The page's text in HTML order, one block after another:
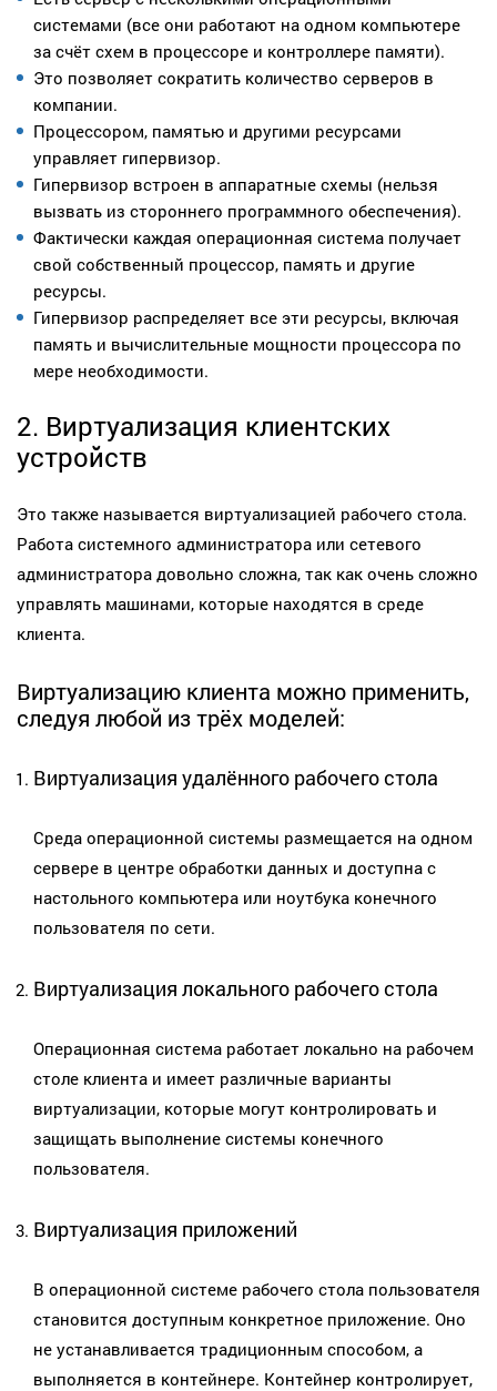
системами (все они работают на одном компьютере
за счёт схем в процессоре и контроллере памяти).
Это позволяет сократить количество серверов в
компании.
Процессором, памятью и другими ресурсами
управляет гипервизор.
Гипервизор встроен в аппаратные схемы (нельзя
вызвать из стороннего программного обеспечения).
Фактически каждая операционная система получает
свой собственный процессор, память и другие
ресурсы.
Гипервизор распределяет все эти ресурсы, включая
память и вычислительные мощности процессора по
мере необходимости.
2. Виртуализация клиентских
устройств
Это также называется виртуализацией рабочего стола.
Работа системного администратора или сетевого
администратора довольно сложна, так как очень сложно
управлять машинами, которые находятся в среде
клиента.
Виртуализацию клиента можно применить,
следуя любой из трёх моделей:
Виртуализация удалённого рабочего стола
Среда операционной системы размещается на одном
сервере в центре обработки данных и доступна с
настольного компьютера или ноутбука конечного
пользователя по сети.
Виртуализация локального рабочего стола
Операционная система работает локально на рабочем
столе клиента и имеет различные варианты
виртуализации, которые могут контролировать и
защищать выполнение системы конечного
пользователя.
Виртуализация приложений
В операционной системе рабочего стола пользователя
становится доступным конкретное приложение. Оно
не устанавливается традиционным способом, а
выполняется в контейнере. Контейнер контролирует,